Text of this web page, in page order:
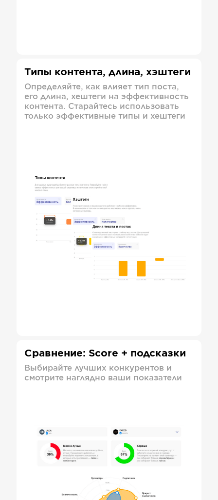
Типы контента, длина, хэштеги
Определяйте, как влияет тип поста,
его длина, хештеги на эффективность
контента. Старайтесь использовать
только эффективные типы и хештеги
Сравнение: Score + подсказки
Выбирайте лучших конкурентов и
смотрите наглядно ваши показатели